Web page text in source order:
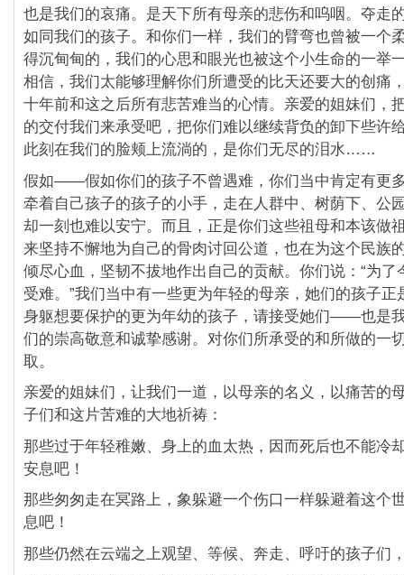
也是我们的哀痛。是天下所有母亲的悲伤和呜咽。夺走
如同我们的孩子。和你们一样，我们的臂弯也曾被一个
得沉甸甸的，我们的心思和眼光也被这个小生命的一举
相信，我们太能够理解你们所遭受的比天还要大的创痛
十年前和这之后所有悲苦难当的心情。亲爱的姐妹们，
的交付我们来承受吧，把你们难以继续背负的卸下些许
此刻在我们的脸颊上流淌的，是你们无尽的泪水……
假如――假如你们的孩子不曾遇难，你们当中肯定有更
牵着自己孩子的孩子的小手，走在人群中、树荫下、公
却一刻也难以安宁。而且，正是你们这些祖母和本该做
来坚持不懈地为自己的骨肉讨回公道，也在为这个民族
倾尽心血，坚韧不拔地作出自己的贡献。你们说：“为了
受难。”我们当中有一些更为年轻的母亲，她们的孩子正
身躯想要保护的更为年幼的孩子，请接受她们――也是
们的崇高敬意和诚挚感谢。对你们所承受的和所做的一
取。
亲爱的姐妹们，让我们一道，以母亲的名义，以痛苦的
子们和这片苦难的大地祈祷：
那些过于年轻稚嫩、身上的血太热，因而死后也不能冷
安息吧！
那些匆匆走在冥路上，象躲避一个伤口一样躲避着这个
息吧！
那些仍然在云端之上观望、等候、奔走、呼吁的孩子们